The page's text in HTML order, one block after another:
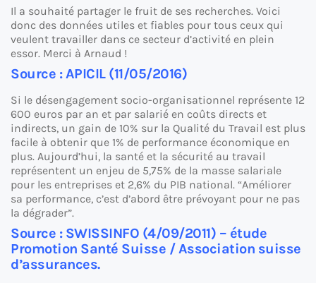
Il a souhaité partager le fruit de ses recherches. Voici
donc des données utiles et fiables pour tous ceux qui
veulent travailler dans ce secteur d’activité en plein
essor. Merci à Arnaud !
Source : APICIL (11/05/2016)
Si le désengagement socio-organisationnel représente 12
600 euros par an et par salarié en coûts directs et
indirects, un gain de 10% sur la Qualité du Travail est plus
facile à obtenir que 1% de performance économique en
plus. Aujourd’hui, la santé et la sécurité au travail
représentent un enjeu de 5,75% de la masse salariale
pour les entreprises et 2,6% du PIB national. “Améliorer
sa performance, c’est d’abord être prévoyant pour ne pas
la dégrader”.
Source : SWISSINFO (4/09/2011) – étude
Promotion Santé Suisse / Association suisse
d’assurances.